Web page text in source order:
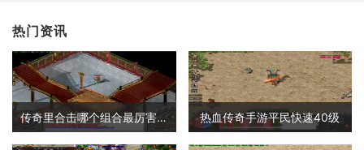
热门资讯
传奇里合击哪个组合最厉害啊 热血传奇手游平民快速40级